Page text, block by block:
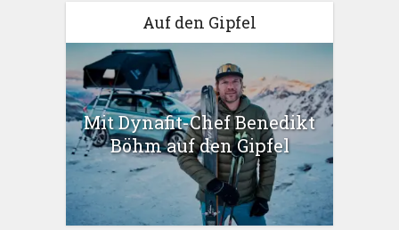
Auf den Gipfel
Mit Dynafit-Chef Benedikt
Böhm auf den Gipfel